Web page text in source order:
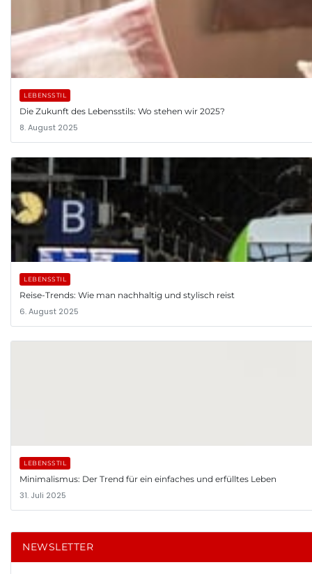
LEBENSSTIL
Die Zukunft des Lebensstils: Wo stehen wir 2025?
8. August 2025
LEBENSSTIL
Reise-Trends: Wie man nachhaltig und stylisch reist
6. August 2025
LEBENSSTIL
Minimalismus: Der Trend für ein einfaches und erfülltes Leben
31. Juli 2025
NEWSLETTER